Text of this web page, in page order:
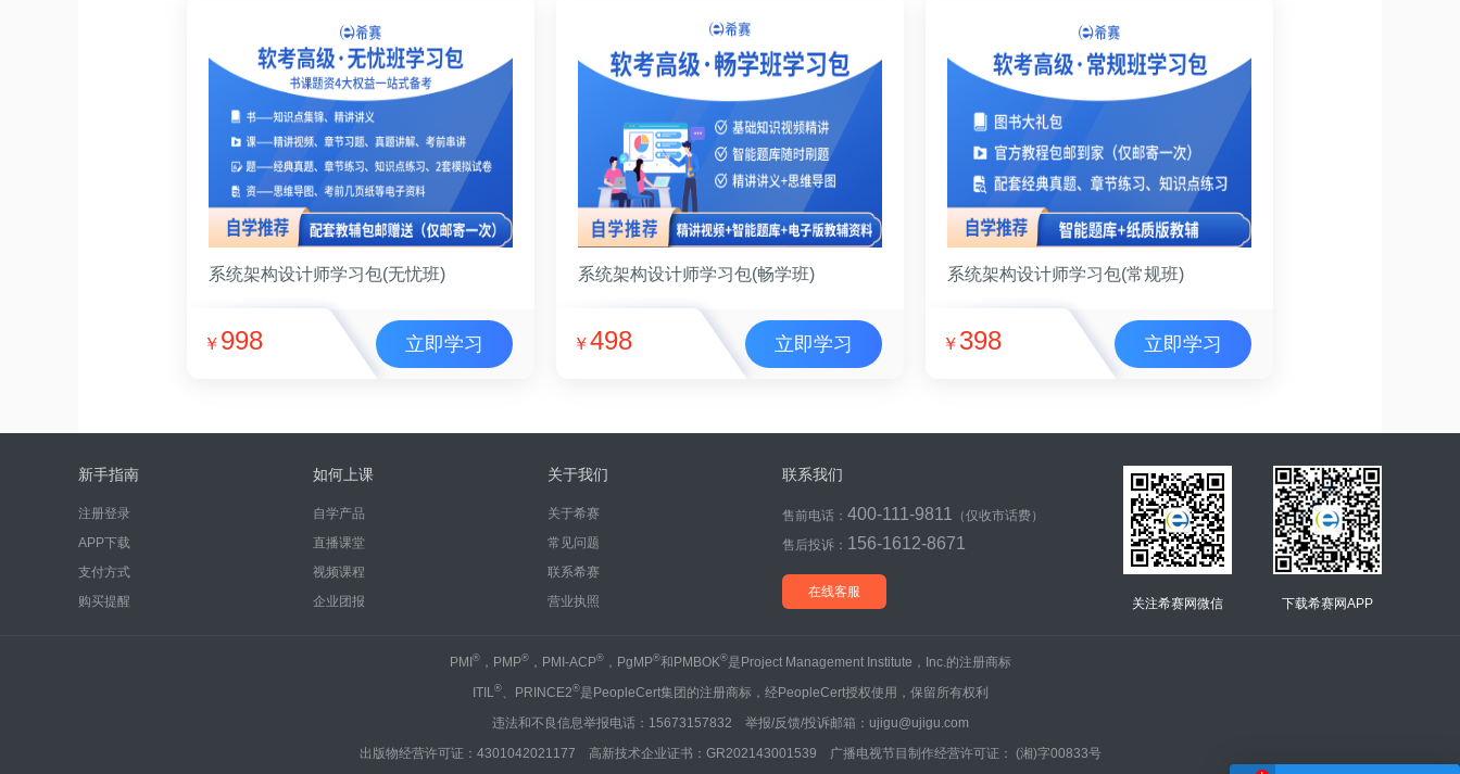
系统架构设计师学习包(无忧班)
￥ 998 立即学习
系统架构设计师学习包(畅学班)
￥498 立即学习
系统架构设计师学习包(常规班)
￥ 398 立即学习
新手指南
注册登录
APP下载
支付方式
购买提醒
如何上课
自学产品
直播课堂
视频课程
企业团报
关于我们
关于希赛
常见问题
联系希赛
营业执照
联系我们
售前电话： 400-111-9811
（仅收市话费）
售后投诉： 156-1612-8671
在线客服
关注希赛网微信 下载希赛网APP
PMI®，PMP®，PMI-ACP®，PgMP®和PMBOK®是Project Management Institute，Inc.的注册商标
ITIL®、PRINCE2®是PeopleCert集团的注册商标，经PeopleCert授权使用，保留所有权利
违法和不良信息举报电话：15673157832 举报/反馈/投诉邮箱：ujigu@ujigu.com
出版物经营许可证：4301042021177 高新技术企业证书：GR202143001539 广播电视节目制作经营许可证： (湘)字00833号